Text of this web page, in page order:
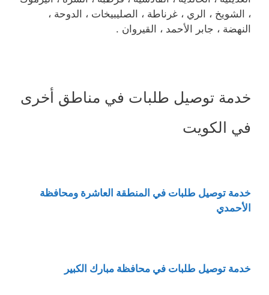
، الشويخ ، الري ، غرناطة ، الصليبيخات ، الدوحة ،
النهضة ، جابر الأحمد ، القيروان .
خدمة توصيل طلبات في مناطق أخرى
في الكويت
خدمة توصيل طلبات في المنطقة العاشرة ومحافظة
الأحمدي
خدمة توصيل طلبات في محافظة مبارك الكبير